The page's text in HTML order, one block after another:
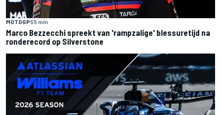
MOTOGP55 min
Marco Bezzecchi spreekt van 'rampzalige' blessuretijd na
ronderecord op Silverstone